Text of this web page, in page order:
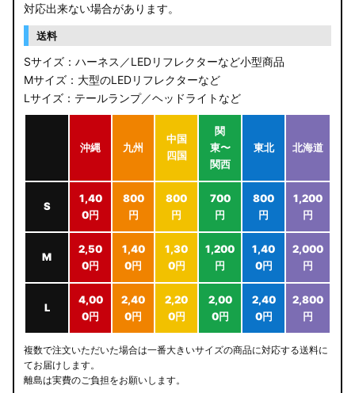
対応出来ない場合があります。
送料
Sサイズ：ハーネス／LEDリフレクターなど小型商品
Mサイズ：大型のLEDリフレクターなど
Lサイズ：テールランプ／ヘッドライトなど
沖縄 九州
中国
四国
関
東〜
関西
東北 北海道
S
1,40
0円
800
円
800
円
700
円
800
円
1,200
円
M
2,50
0円
1,40
0円
1,30
0円
1,200
円
1,40
0円
2,000
円
L
4,00
0円
2,40
0円
2,20
0円
2,00
0円
2,40
0円
2,800
円
複数で注文いただいた場合は一番大きいサイズの商品に対応する送料に
てお届けします。
離島は実費のご負担をお願いします。